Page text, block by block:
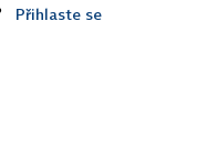
Přihlaste se